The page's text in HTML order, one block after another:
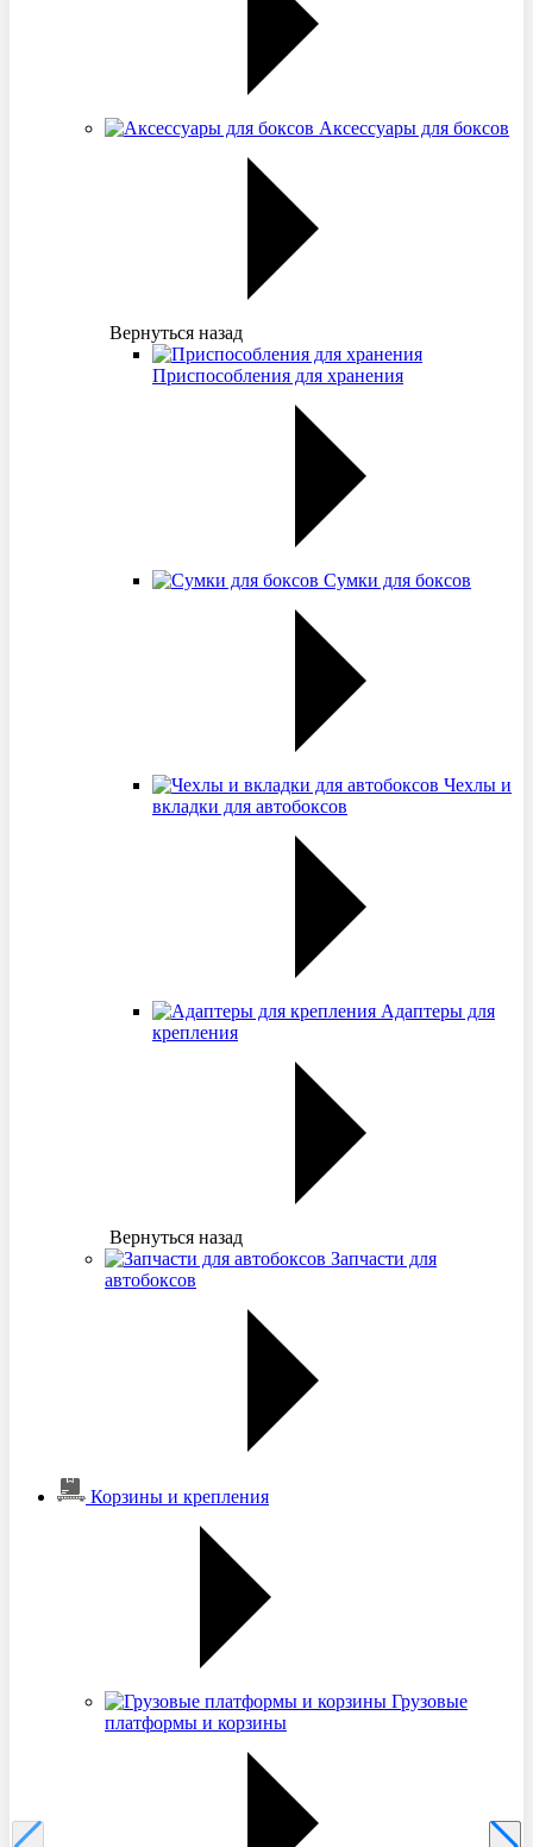
Аксессуары для боксов
Вернуться назад
Приспособления для хранения
Сумки для боксов
Чехлы и
вкладки для автобоксов
Адаптеры для
крепления
Вернуться назад
Запчасти для
автобоксов
Корзины и крепления
Грузовые
платформы и корзины